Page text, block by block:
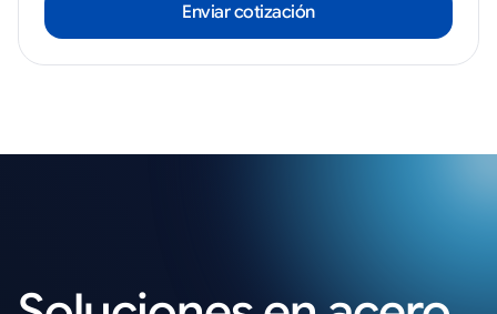
Enviar cotización